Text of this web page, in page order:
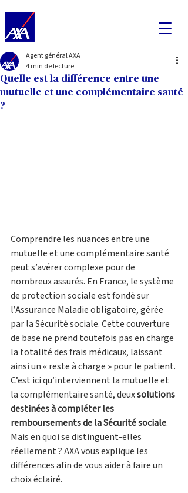
Quelle est la différence entre une
mutuelle et une complémentaire santé
?
Agent général AXA
4 min de lecture
Comprendre les nuances entre une
mutuelle et une complémentaire santé
peut s’avérer complexe pour de
nombreux assurés. En France, le système
de protection sociale est fondé sur
l’Assurance Maladie obligatoire, gérée
par la Sécurité sociale. Cette couverture
de base ne prend toutefois pas en charge
la totalité des frais médicaux, laissant
ainsi un « reste à charge » pour le patient.
C’est ici qu’interviennent la mutuelle et
la complémentaire santé, deux solutions
destinées à compléter les
remboursements de la Sécurité sociale.
Mais en quoi se distinguent-elles
réellement ? AXA vous explique les
différences afin de vous aider à faire un
choix éclairé.